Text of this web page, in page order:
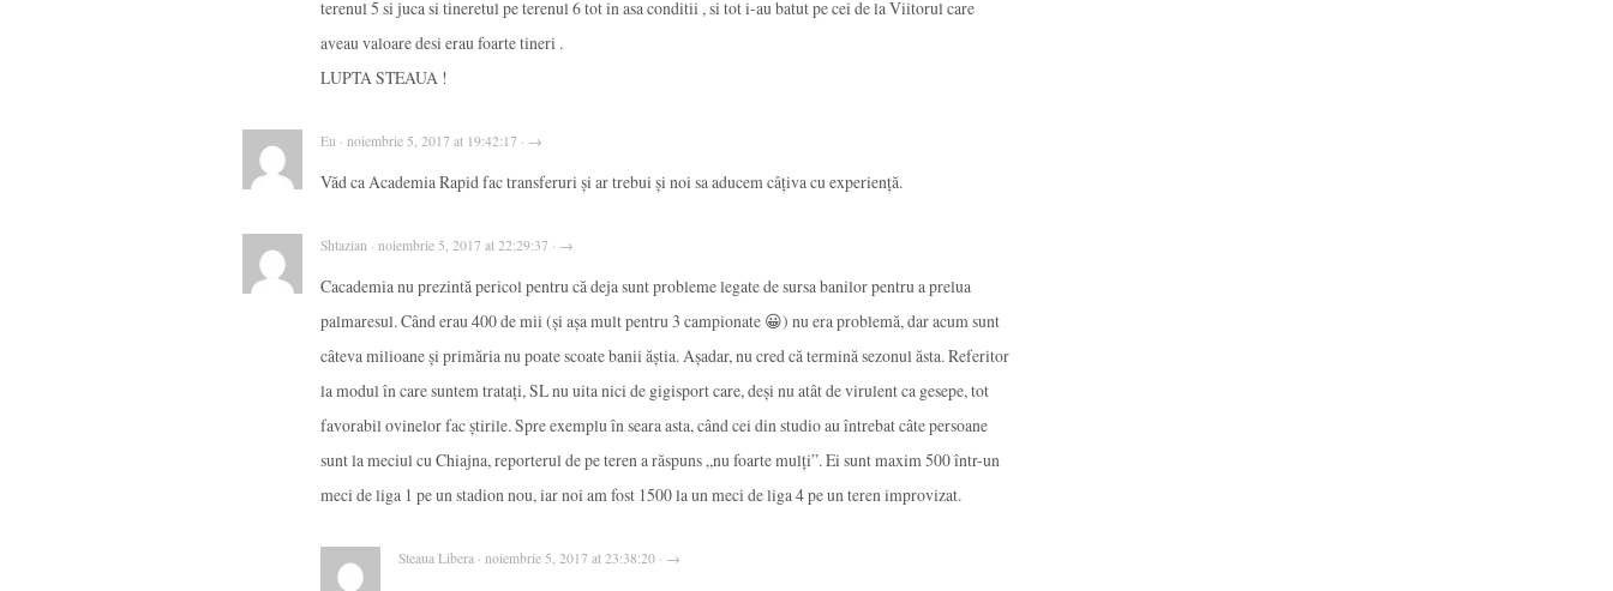
terenul 5 si juca si tineretul pe terenul 6 tot in asa conditii , si tot i-au batut pe cei de la Viitorul care
aveau valoare desi erau foarte tineri .
LUPTA STEAUA !
Eu · noiembrie 5, 2017 at 19:42:17 · →
Văd ca Academia Rapid fac transferuri și ar trebui și noi sa aducem câțiva cu experiență.
Shtazian · noiembrie 5, 2017 at 22:29:37 · →
Cacademia nu prezintă pericol pentru că deja sunt probleme legate de sursa banilor pentru a prelua
palmaresul. Când erau 400 de mii (și așa mult pentru 3 campionate 😀) nu era problemă, dar acum sunt
câteva milioane și primăria nu poate scoate banii ăștia. Așadar, nu cred că termină sezonul ăsta. Referitor
la modul în care suntem tratați, SL nu uita nici de gigisport care, deși nu atât de virulent ca gesepe, tot
favorabil ovinelor fac știrile. Spre exemplu în seara asta, când cei din studio au întrebat câte persoane
sunt la meciul cu Chiajna, reporterul de pe teren a răspuns „nu foarte mulți”. Ei sunt maxim 500 într-un
meci de liga 1 pe un stadion nou, iar noi am fost 1500 la un meci de liga 4 pe un teren improvizat.
Steaua Libera · noiembrie 5, 2017 at 23:38:20 · →